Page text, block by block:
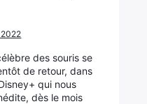
des souris se
de retour, dans
qui nous
dès le mois